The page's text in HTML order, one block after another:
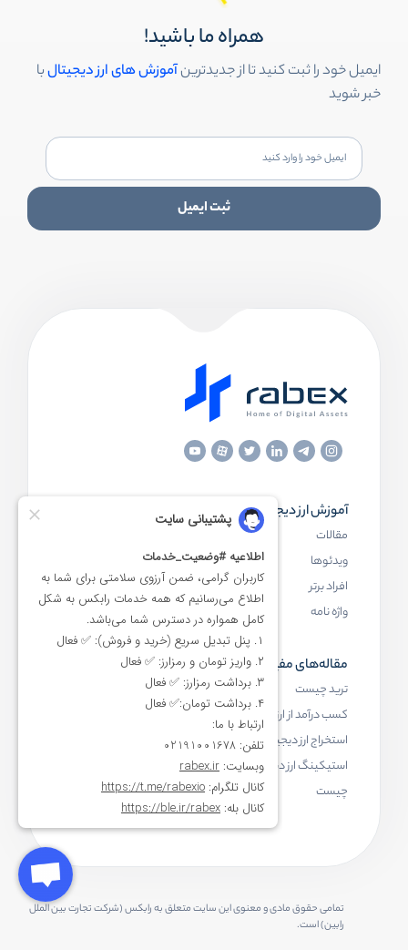
همراه ما باشید!
ایمیل خود را ثبت کنید تا از جدیدترینآموزش های ارز دیجیتالبا
خبر شوید
ثبت ایمیل
آموزش ارز دیجیتال
مقالات
ویدئوها
افراد برتر
واژه نامه
مقاله‌های مفید
بلاک چین چیست
کیف پول ارز دیجیتال چیست
NFT چیست
مقاله‌های مفید
ترید چیست
کسب درآمد از ارز دیجیتال
استخراج ارز دیجیتال چیست
استیکینگ ارز دیجیتال
چیست
رابکس
آموزش ارز دیجیتال
خرید ارز دیجیتال
اخبار ارز دیجیتال
درباره رابکس
تمامی حقوق مادی و معنوی این سایت متعلق به رابکس (شرکت تجارت بین الملل
رابین) است.